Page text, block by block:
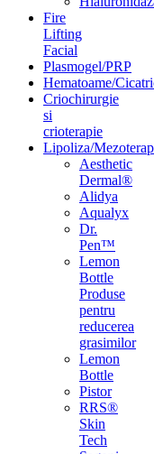
Fire
Lifting
Facial
Plasmogel/PRP
Hematoame/
Criochirurgie
si
crioterapie
Lipoliza/
Aesthetic
Dermal®
Alidya
Aqualyx
Dr.
Pen™
Lemon
Bottle
Produse
pentru
reducerea
grasimilor
Lemon
Bottle
Pistor
RRS®
Skin
Tech